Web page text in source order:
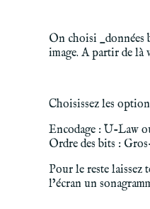
On choisi _données
image. A partir de là
Choisissez les
Encodage : U-Law
Ordre des bits :
Pour le reste laissez
l’écran un